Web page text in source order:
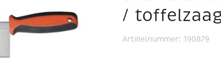
/
Artikelnummer: 190879